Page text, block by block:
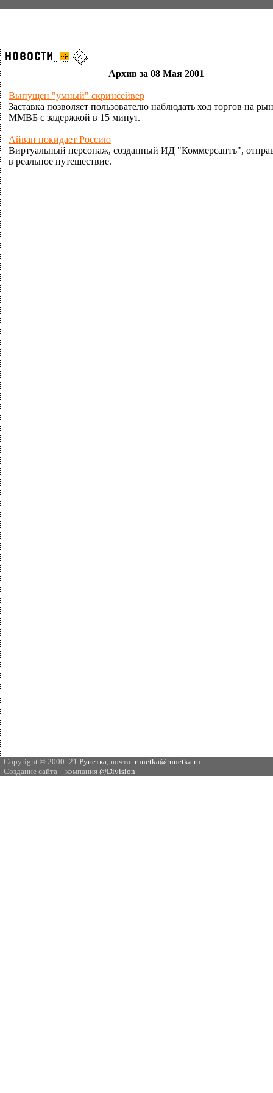
Архив за 08 Мая 2001
Выпущен "умный" скринсейвер
Заставка позволяет пользователю наблюдать ход торгов на
ММВБ с задержкой в 15 минут.
Айван покидает Россию
Виртуальный персонаж, созданный ИД "Коммерсантъ",
в реальное путешествие.
Copyright © 2000–21 Рунетка, почта: runetka@runetka.ru.
Создание сайта – компания @Division